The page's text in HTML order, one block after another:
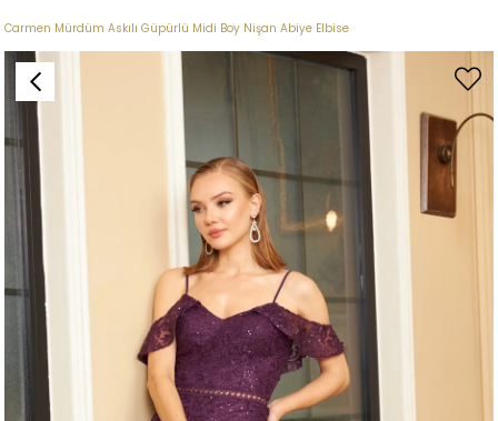
Carmen Mürdüm Askılı Güpürlü Midi Boy Nişan Abiye Elbise